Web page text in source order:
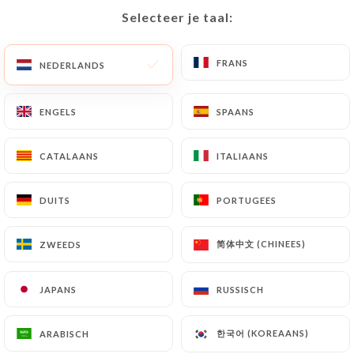
Selecteer je taal:
NEDERLANDS FRANS
ENGELS SPAANS
CATALAANS ITALIAANS
DUITS PORTUGEES
ZWEEDS 简体中文 (CHINEES)
JAPANS RUSSISCH
ARABISCH 한국어 (KOREAANS)
HOME/CONTACT
Maison du Liban
Selecteer je taal:
NEDERLANDS FRANS
ENGELS SPAANS
CATALAANS ITALIAANS
DUITS PORTUGEES
ZWEEDS 简体中文 (CHINEES)
JAPANS RUSSISCH
ARABISCH 한국어 (KOREAANS)